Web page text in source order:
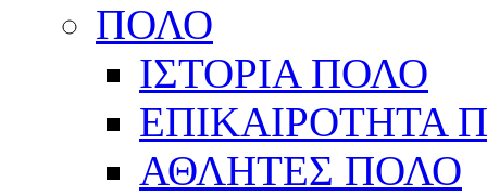
ΠΟΛΟ
ΙΣΤΟΡΙΑ ΠΟΛΟ
ΕΠΙΚΑΙΡΟΤΗΤΑ
ΑΘΛΗΤΕΣ ΠΟΛΟ